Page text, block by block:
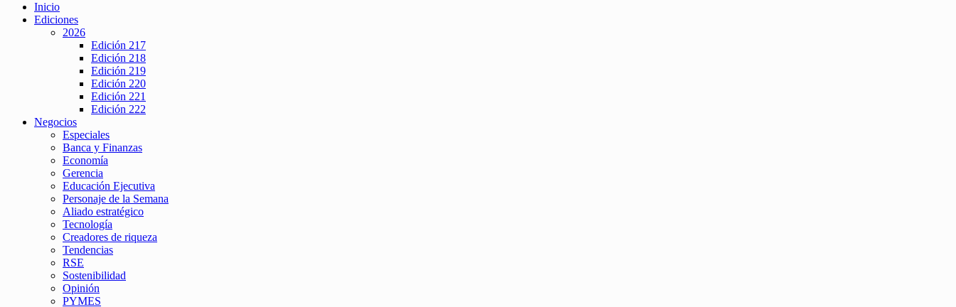
Inicio
Ediciones
2026
Edición 217
Edición 218
Edición 219
Edición 220
Edición 221
Edición 222
Negocios
Especiales
Banca y Finanzas
Economía
Gerencia
Educación Ejecutiva
Personaje de la Semana
Aliado estratégico
Tecnología
Creadores de riqueza
Tendencias
RSE
Sostenibilidad
Opinión
PYMES